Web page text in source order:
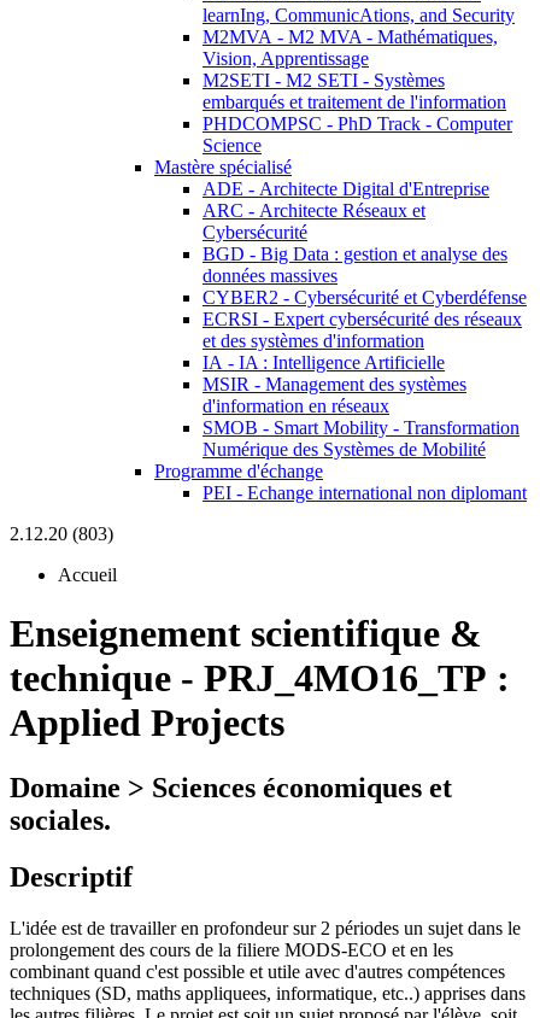
learnIng, CommunicAtions, and Security
M2MVA - M2 MVA - Mathématiques,
Vision, Apprentissage
M2SETI - M2 SETI - Systèmes
embarqués et traitement de l'information
PHDCOMPSC - PhD Track - Computer
Science
Mastère spécialisé
ADE - Architecte Digital d'Entreprise
ARC - Architecte Réseaux et
Cybersécurité
BGD - Big Data : gestion et analyse des
données massives
CYBER2 - Cybersécurité et Cyberdéfense
ECRSI - Expert cybersécurité des réseaux
et des systèmes d'information
IA - IA : Intelligence Artificielle
MSIR - Management des systèmes
d'information en réseaux
SMOB - Smart Mobility - Transformation
Numérique des Systèmes de Mobilité
Programme d'échange
PEI - Echange international non diplomant
2.12.20 (803)
Accueil
Enseignement scientifique &
technique - PRJ_4MO16_TP :
Applied Projects
Domaine > Sciences économiques et
sociales.
Descriptif
L'idée est de travailler en profondeur sur 2 périodes un sujet dans le
prolongement des cours de la filiere MODS-ECO et en les
combinant quand c'est possible et utile avec d'autres compétences
techniques (SD, maths appliquees, informatique, etc..) apprises dans